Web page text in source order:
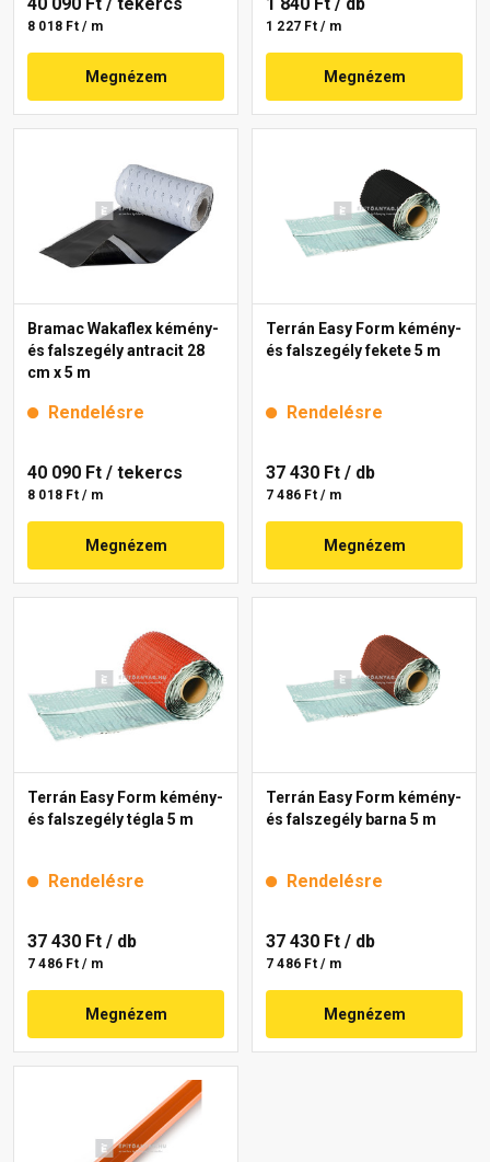
8 018 Ft / m
Megnézem
1 227 Ft / m
Megnézem
Bramac Wakaflex kémény-
és falszegély antracit 28
cm x 5 m
Rendelésre
40 090 Ft / tekercs
8 018 Ft / m
Megnézem
Terrán Easy Form kémény-
és falszegély fekete 5 m
Rendelésre
37 430 Ft / db
7 486 Ft / m
Megnézem
Terrán Easy Form kémény-
és falszegély tégla 5 m
Rendelésre
37 430 Ft / db
7 486 Ft / m
Megnézem
Terrán Easy Form kémény-
és falszegély barna 5 m
Rendelésre
37 430 Ft / db
7 486 Ft / m
Megnézem